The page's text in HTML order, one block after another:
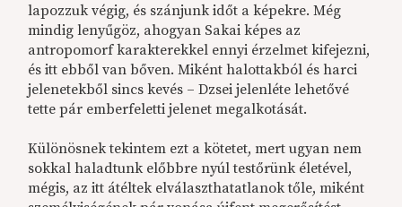
lapozzuk végig, és szánjunk időt a képekre. Még
mindig lenyűgöz, ahogyan Sakai képes az
antropomorf karakterekkel ennyi érzelmet kifejezni,
és itt ebből van bőven. Miként halottakból és harci
jelenetekből sincs kevés – Dzsei jelenléte lehetővé
tette pár emberfeletti jelenet megalkotását.
Különösnek tekintem ezt a kötetet, mert ugyan nem
sokkal haladtunk előbbre nyúl testőrünk életével,
mégis, az itt átéltek elválaszthatatlanok tőle, miként